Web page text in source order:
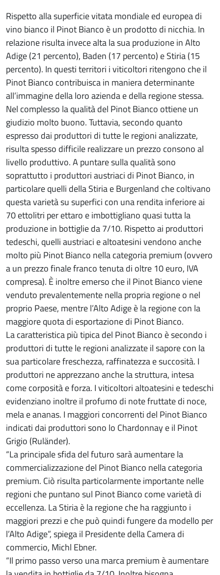
Rispetto alla superficie vitata mondiale ed europea di
vino bianco il Pinot Bianco è un prodotto di nicchia. In
relazione risulta invece alta la sua produzione in Alto
Adige (21 percento), Baden (17 percento) e Stiria (15
percento). In questi territori i viticoltori ritengono che il
Pinot Bianco contribuisca in maniera determinante
all’immagine della loro azienda e della regione stessa.
Nel complesso la qualità del Pinot Bianco ottiene un
giudizio molto buono. Tuttavia, secondo quanto
espresso dai produttori di tutte le regioni analizzate,
risulta spesso difficile realizzare un prezzo consono al
livello produttivo. A puntare sulla qualità sono
soprattutto i produttori austriaci di Pinot Bianco, in
particolare quelli della Stiria e Burgenland che coltivano
questa varietà su superfici con una rendita inferiore ai
70 ettolitri per ettaro e imbottigliano quasi tutta la
produzione in bottiglie da 7/10. Rispetto ai produttori
tedeschi, quelli austriaci e altoatesini vendono anche
molto più Pinot Bianco nella categoria premium (ovvero
a un prezzo finale franco tenuta di oltre 10 euro, IVA
compresa). È inoltre emerso che il Pinot Bianco viene
venduto prevalentemente nella propria regione o nel
proprio Paese, mentre l’Alto Adige è la regione con la
maggiore quota di esportazione di Pinot Bianco.
La caratteristica più tipica del Pinot Bianco è secondo i
produttori di tutte le regioni analizzate il sapore con la
sua particolare freschezza, raffinatezza e succosità. I
produttori ne apprezzano anche la struttura, intesa
come corposità e forza. I viticoltori altoatesini e tedeschi
evidenziano inoltre il profumo di note fruttate di noce,
mela e ananas. I maggiori concorrenti del Pinot Bianco
indicati dai produttori sono lo Chardonnay e il Pinot
Grigio (Ruländer).
“La principale sfida del futuro sarà aumentare la
commercializzazione del Pinot Bianco nella categoria
premium. Ciò risulta particolarmente importante nelle
regioni che puntano sul Pinot Bianco come varietà di
eccellenza. La Stiria è la regione che ha raggiunto i
maggiori prezzi e che può quindi fungere da modello per
l’Alto Adige”, spiega il Presidente della Camera di
commercio, Michl Ebner.
“Il primo passo verso una marca premium è aumentare